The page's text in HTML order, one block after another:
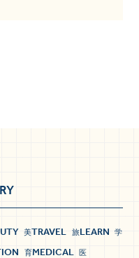
美TRAVEL 旅LEARN 学
育MEDICAL 医